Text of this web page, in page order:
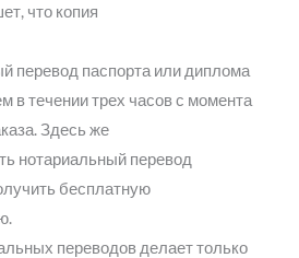
что копия
перевод паспорта или диплома
в течении трех часов с момента
Здесь же
нотариальный перевод
бесплатную
переводов делает только